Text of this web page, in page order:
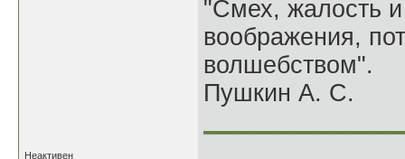
"Смех, жалость
воображения,
волшебством".
Пушкин А. С.
Неактивен